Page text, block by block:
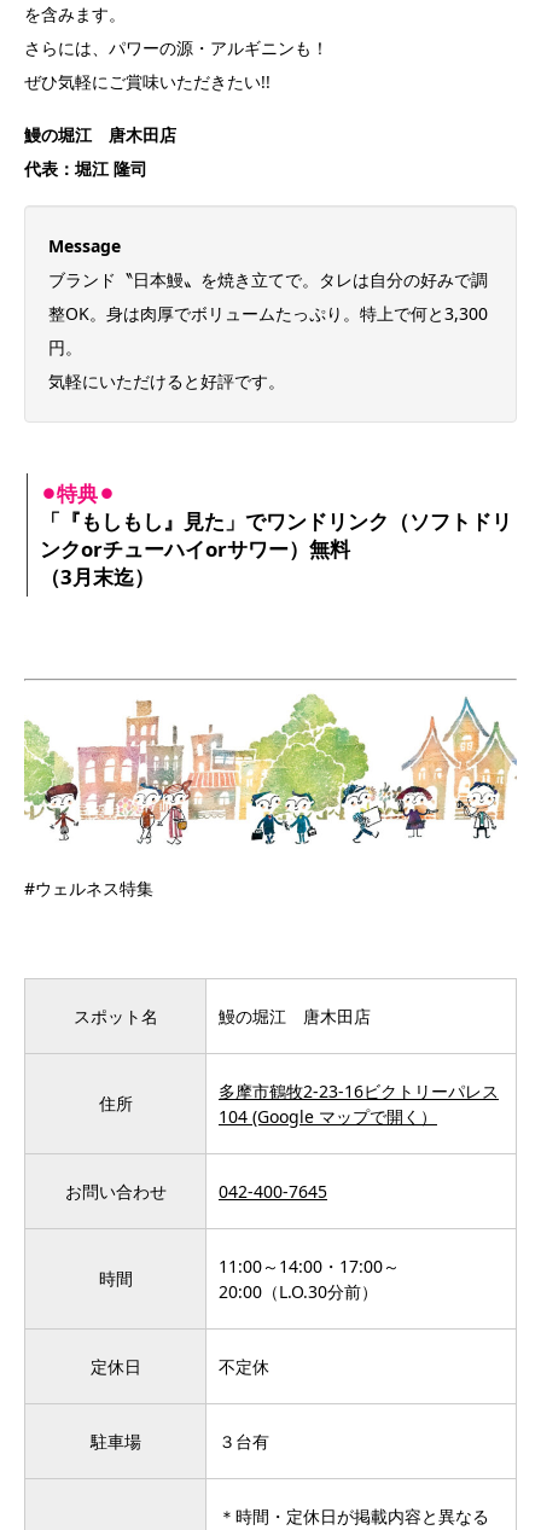
を含みます。
さらには、パワーの源・アルギニンも！
ぜひ気軽にご賞味いただきたい!!
鰻の堀江 唐木田店
代表：堀江 隆司
Message
ブランド〝日本鰻〟を焼き立てで。タレは自分の好みで調
整OK。身は肉厚でボリュームたっぷり。特上で何と3,300
円。
気軽にいただけると好評です。
⚫︎特典⚫︎
「『もしもし』見た」でワンドリンク（ソフトドリ
ンクorチューハイorサワー）無料
（3月末迄）
#ウェルネス特集
スポット名 鰻の堀江 唐木田店
住所
多摩市鶴牧2-23-16ビクトリーパレス
104 (Google マップで開く）
お問い合わせ 042-400-7645
時間
11:00～14:00・17:00～
20:00（L.O.30分前）
定休日 不定休
駐車場 ３台有
＊時間・定休日が掲載内容と異なる